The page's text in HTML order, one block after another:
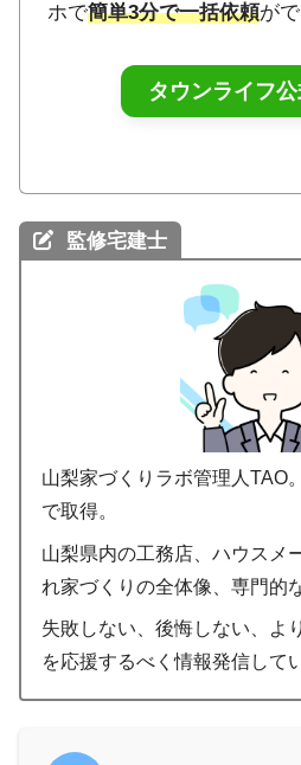
ホで簡単3分で一括依頼が
タウンライフ
監修宅建士
山梨家づくりラボ管理人TAO
で取得。
山梨県内の工務店、ハウスメ
れ家づくりの全体像、専門的
失敗しない、後悔しない、よ
を応援するべく情報発信して